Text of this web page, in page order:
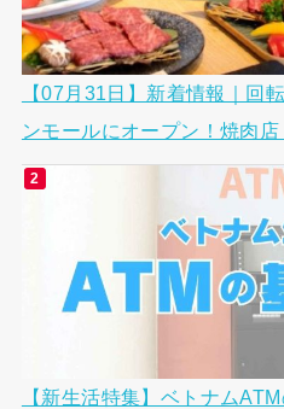
【07月31日】新着情報｜回
ンモールにオープン！焼肉店
【新生活特集】ベトナム